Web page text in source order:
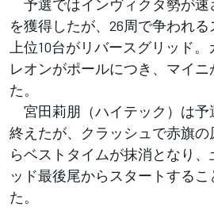
予選ではインヴィクタ勢が速
を獲得したが、26周で争われ
上位10台がリバースグリッド
レオンがポールにつき、マイ
た。
宮田莉朋（ハイテック）は予
終えたが、クラッシュで赤旗
らベストタイムが抹消となり
ッド最後尾からスタートする
た。